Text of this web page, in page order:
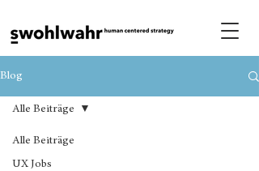
Blog
Alle Beiträge
UX Jobs
Alle Beiträge